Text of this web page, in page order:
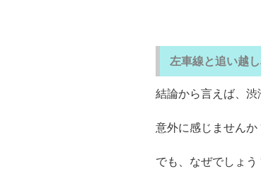
左車線と追い越
結論から言えば、渋
意外に感じませんか
でも、なぜでしょう